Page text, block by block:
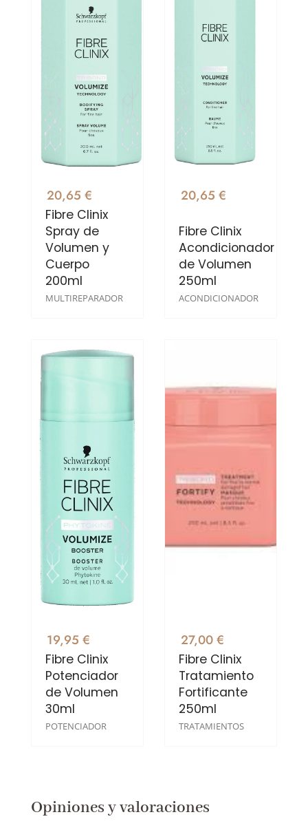
20,65 €
Fibre Clinix
Spray de
Volumen y
Cuerpo
200ml
MULTIREPARADOR
20,65 €
Fibre Clinix
Acondicionador
de Volumen
250ml
ACONDICIONADOR
19,95 €
Fibre Clinix
Potenciador
de Volumen
30ml
POTENCIADOR
27,00 €
Fibre Clinix
Tratamiento
Fortificante
250ml
TRATAMIENTOS
Opiniones y valoraciones